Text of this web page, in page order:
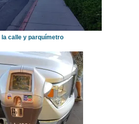
calle y parquímetro